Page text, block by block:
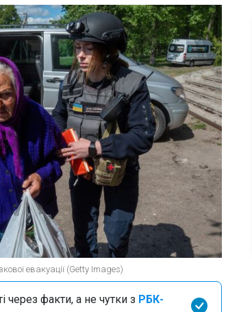
евакуації (Getty Images)
через факти, а не чутки з РБК-